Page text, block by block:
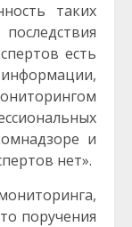
таких
есть
и
нет».
поручения